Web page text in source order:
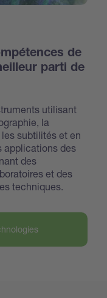
de
parti de
utilisant
la
subtilités et en
applications des
des
et des
techniques.